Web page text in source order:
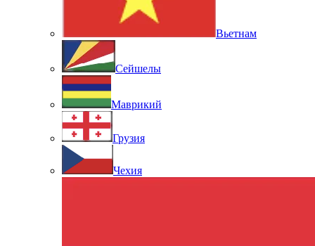
Вьетнам
Сейшелы
Маврикий
Грузия
Чехия